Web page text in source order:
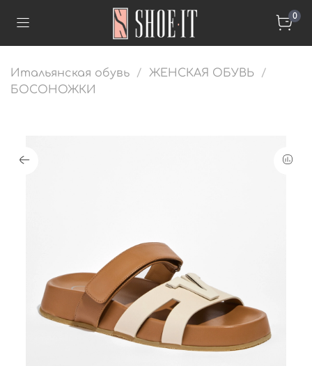
0
Итальянская обувь
ЖЕНСКАЯ ОБУВЬ
БОСОНОЖКИ